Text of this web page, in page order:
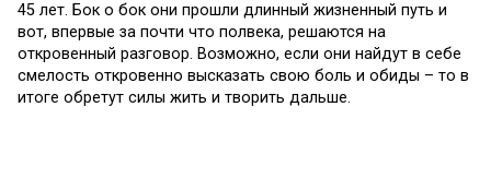
45 лет. Бок о бок они прошли длинный жизненный путь и
вот, впервые за почти что полвека, решаются на
откровенный разговор. Возможно, если они найдут в себе
смелость откровенно высказать свою боль и обиды – то в
итоге обретут силы жить и творить дальше.